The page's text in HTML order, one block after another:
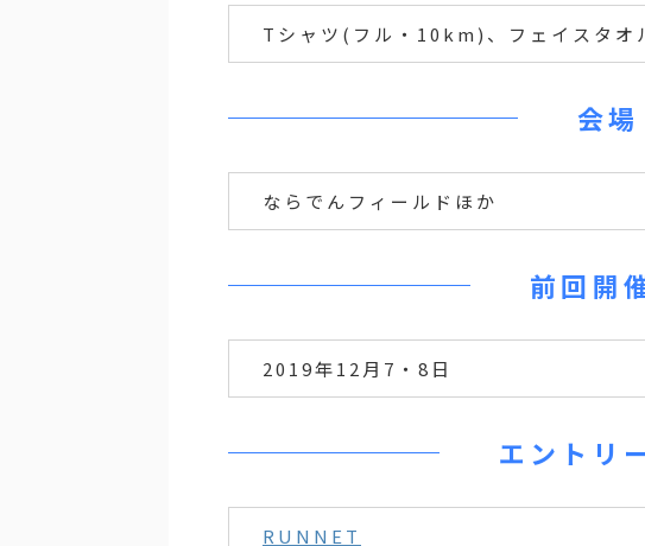
Tシャツ(フル・10km)、フェイスタオ
会場
ならでんフィールドほか
前回開
2019年12月7・8日
エントリ
RUNNET